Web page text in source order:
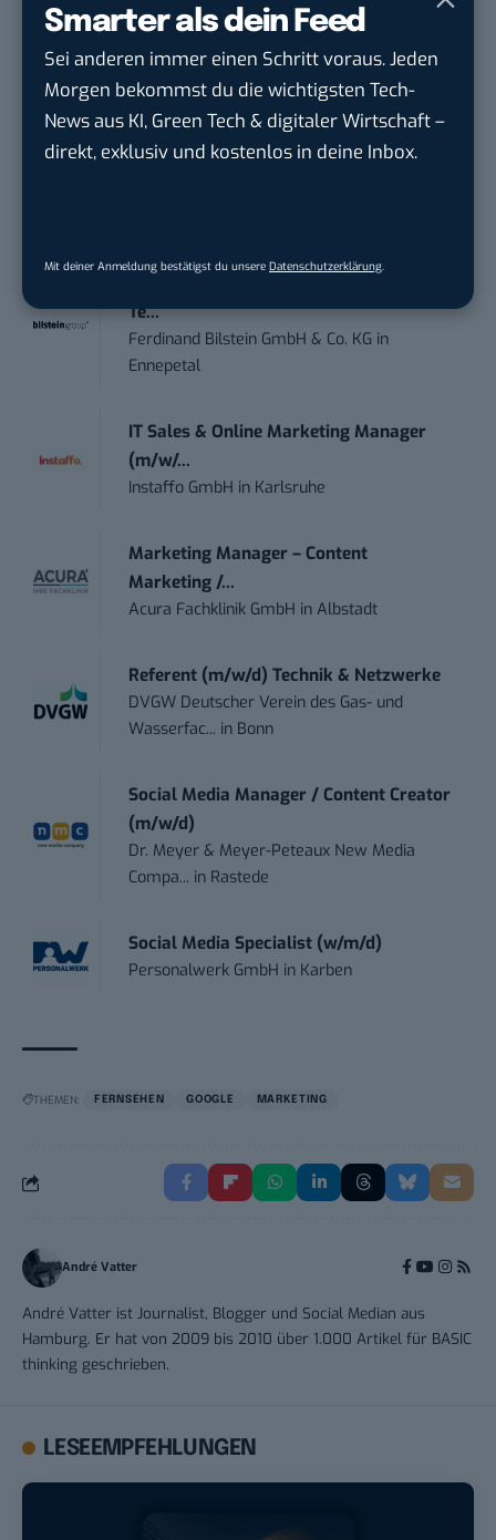
Smarter als dein Feed
Sei anderen immer einen Schritt voraus. Jeden
Morgen bekommst du die wichtigsten Tech-
News aus KI, Green Tech & digitaler Wirtschaft –
direkt, exklusiv und kostenlos in deine Inbox.
Mit deiner Anmeldung bestätigst du unsere Datenschutzerklärung
STELLENANZEIGEN
Social Media Content Creator (m/w/d)
moveUP Media GmbHinDüsseldorf
Anforderungs- und Projektmanager
Te...
Ferdinand Bilstein GmbH & Co. KG in
Ennepetal
IT Sales & Online Marketing Manager
(m/w/...
Instaffo GmbH in Karlsruhe
Marketing Manager – Content
Marketing /...
Acura Fachklinik GmbH inAlbstadt
Referent (m/w/d) Technik & Netzwerke
DVGW Deutscher Verein des Gas- und
Wasserfac... in Bonn
Social Media Manager / Content Creator
(m/w/d)
Dr. Meyer & Meyer-Peteaux New Media
Compa... in Rastede
Social Media Specialist (w/m/d)
Personalwerk GmbH in Karben
THEMEN: FERNSEHEN GOOGLE MARKETING
André Vatter
André Vatter ist Journalist, Blogger und Social Median aus
Hamburg. Er hat von 2009 bis 2010 über 1.000 Artikel für BASIC
thinking geschrieben.
LESEEMPFEHLUNGEN